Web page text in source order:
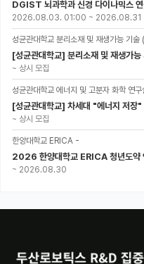
DGIST 뇌과학과 신경 다이나믹스
2026.08.03. 01:00 ~ 2026.08.31
성균관대학교 분리소재 및 재생가능 기
~ 상시 모집
성균관대학교 에너지 및 고분자 화학 연구
[성균관대학교] 차세대 "에너지 저
~ 상시 모집
한양대학교 ERICA -
~ 2026.08.30